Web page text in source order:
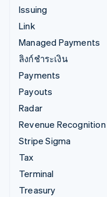
Issuing
Link
Managed Payments
ลิงก์ชำระเงิน
Payments
Payouts
Radar
Revenue Recognition
Stripe Sigma
Tax
Terminal
Treasury